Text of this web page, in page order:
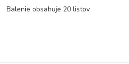
Balenie obsahuje 20 listov.